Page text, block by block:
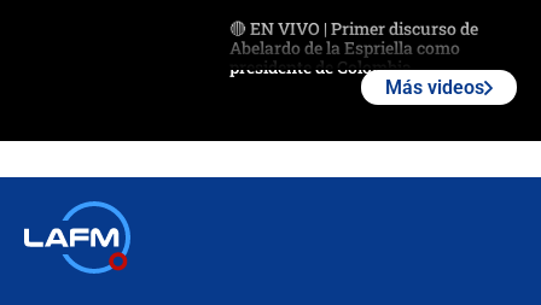
🔴 EN VIVO | Primer discurso de
Abelardo de la Espriella como
presidente de Colombia
Más videos